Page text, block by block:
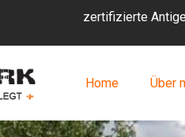
zertifizierte
Home Über